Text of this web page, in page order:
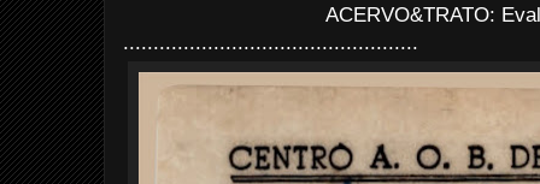
ACERVO&TRATO:
.................................................